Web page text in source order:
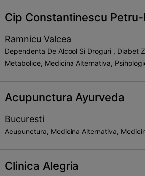
Cip Constantinescu Petru-
Ramnicu Valcea
Dependenta De Alcool Si Droguri , Diabet
Metabolice, Medicina Alternativa,
Acupunctura Ayurveda
Bucuresti
Acupunctura, Medicina Alternativa,
Clinica Alegria